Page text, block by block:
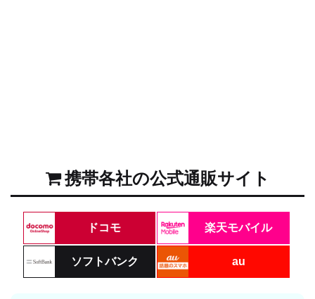
携帯各社の公式通販サイト
ドコモ 楽天モバイル
ソフトバンク au